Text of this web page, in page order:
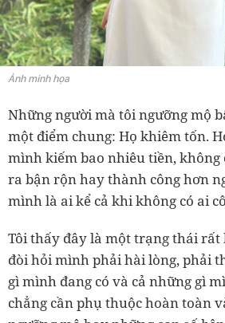
Ảnh minh họa
Những người mà tôi ngưỡng mộ
một điểm chung: Họ khiêm tốn.
mình kiếm bao nhiêu tiền, không
ra bận rộn hay thành công hơn
mình là ai kể cả khi không có ai
Tôi thấy đây là một trạng thái rất
đòi hỏi mình phải hài lòng, phải
gì mình đang có và cả những gì
chẳng cần phụ thuộc hoàn toàn